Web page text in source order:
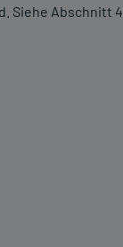
Siehe Abschnitt 4.